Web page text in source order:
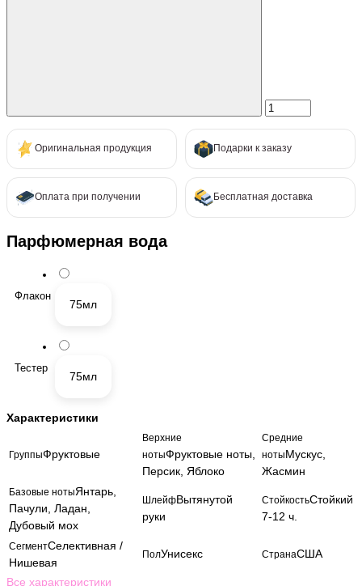
Оригинальная продукция Подарки к заказу
Оплата при получении Бесплатная доставка
Парфюмерная вода
Флакон
75мл
Тестер
75мл
Характеристики
ГруппыФруктовые
Верхние
нотыФруктовые ноты,
Персик, Яблоко
Средние
нотыМускус,
Жасмин
Базовые нотыЯнтарь,
Пачули, Ладан,
Дубовый мох
ШлейфВытянутой
руки
СтойкостьСтойкий
7-12 ч.
СегментСелективная /
Нишевая
ПолУнисекс СтранаСША
Все характеристики